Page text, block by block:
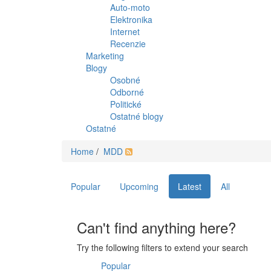
Auto-moto
Elektronika
Internet
Recenzie
Marketing
Blogy
Osobné
Odborné
Politické
Ostatné blogy
Ostatné
Home / MDD
Popular Upcoming Latest All
Can't find anything here?
Try the following filters to extend your search
Popular